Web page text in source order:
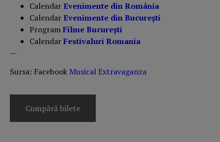
CalendarEvenimente din România
CalendarEvenimente din București
ProgramFilme București
CalendarFestivaluri Romania
—
Sursa: Facebook Musical Extravaganza
Cumpără bilete